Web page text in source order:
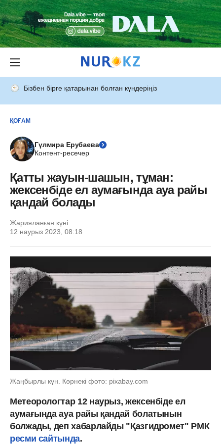
Бізбен бірге қатарынан болған күндеріңіз
ҚОҒАМ
Гүлмира Ерубаева
Контент-ресечер
Қатты жауын-шашын, тұман:
жексенбіде ел аумағында ауа райы
қандай болады
Жарияланған күні:
12 наурыз 2023, 08:18
Жаңбырлы күн. Көрнекі фото: pixabay.com
Метеорологтар 12 наурыз, жексенбіде ел
аумағында ауа райы қандай болатынын
болжады, деп хабарлайды "Қазгидромет" РМК
ресми сайтында.